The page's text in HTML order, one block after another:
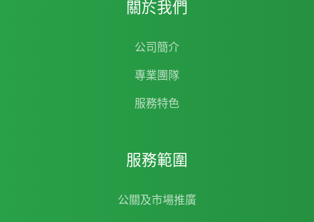
關於我們
公司簡介
專業團隊
服務特色
服務範圍
公關及市場推廣